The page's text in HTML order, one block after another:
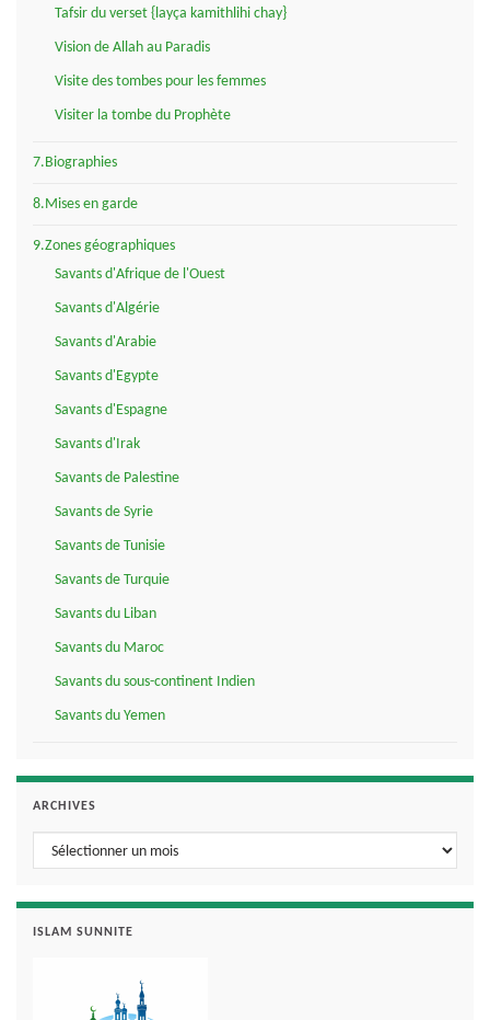
Tafsir du verset {layça kamithlihi chay}
Vision de Allah au Paradis
Visite des tombes pour les femmes
Visiter la tombe du Prophète
7.Biographies
8.Mises en garde
9.Zones géographiques
Savants d'Afrique de l'Ouest
Savants d'Algérie
Savants d'Arabie
Savants d'Egypte
Savants d'Espagne
Savants d'Irak
Savants de Palestine
Savants de Syrie
Savants de Tunisie
Savants de Turquie
Savants du Liban
Savants du Maroc
Savants du sous-continent Indien
Savants du Yemen
ARCHIVES
Archives
ISLAM SUNNITE